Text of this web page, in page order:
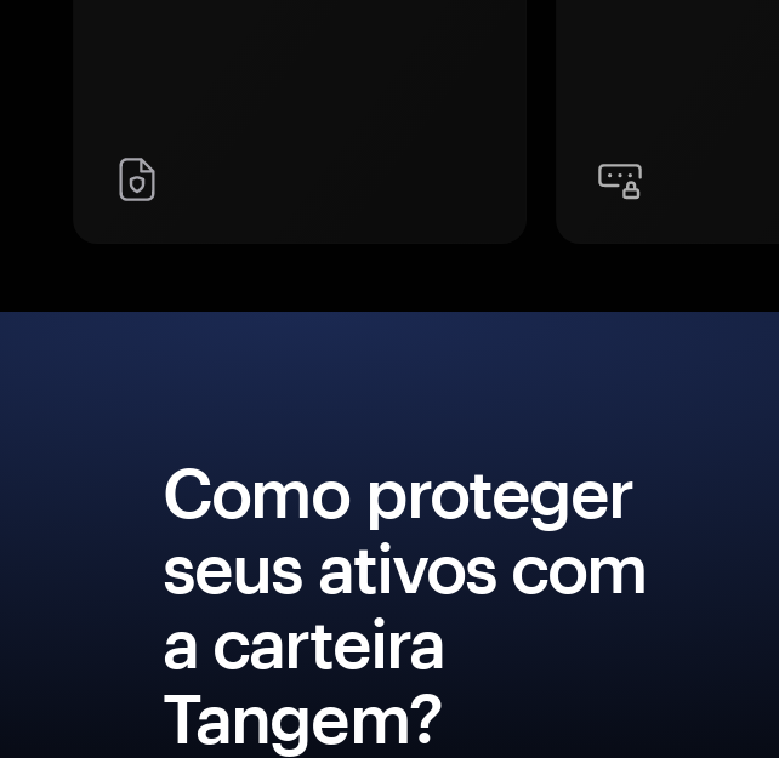
Como proteger
seus ativos com
a carteira
Tangem?